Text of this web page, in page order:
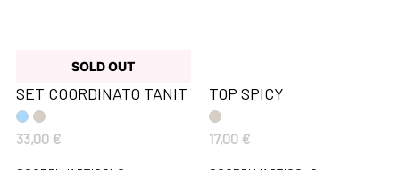
SOLD OUT
SET COORDINATO TANIT
33,00 €
TOP SPICY
17,00 €